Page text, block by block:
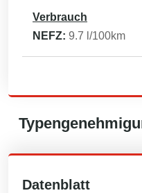
Verbrauch
NEFZ: 9.7 l/100km
Datenblatt